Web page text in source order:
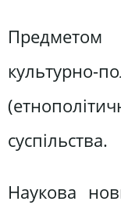
культурно-
суспільства.
Наукова